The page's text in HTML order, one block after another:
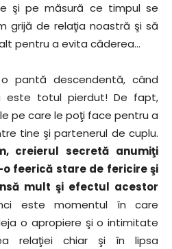
şi pe măsură ce timpul se
grijă de relaţia noastră şi să
pentru a evita căderea…
pantă descendentă, când
este totul pierdut! De fapt,
pe care le poţi face pentru a
tine şi partenerul de cuplu.
creierul secretă anumiţi
feerică stare de fericire şi
mult şi efectul acestor
este momentul în care
o apropiere şi o intimitate
relaţiei chiar şi în lipsa